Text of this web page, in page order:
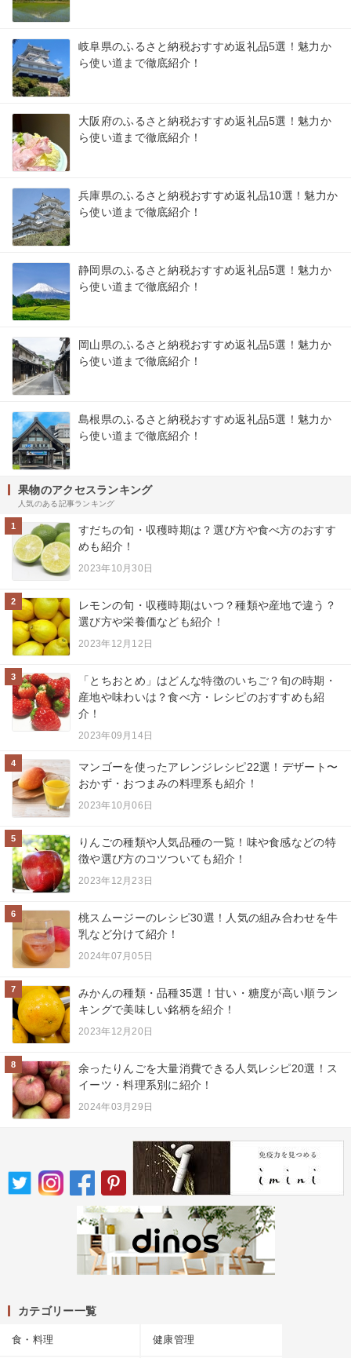
岐阜県のふるさと納税おすすめ返礼品5選！魅力か
ら使い道まで徹底紹介！
大阪府のふるさと納税おすすめ返礼品5選！魅力か
ら使い道まで徹底紹介！
兵庫県のふるさと納税おすすめ返礼品10選！魅力か
ら使い道まで徹底紹介！
静岡県のふるさと納税おすすめ返礼品5選！魅力か
ら使い道まで徹底紹介！
岡山県のふるさと納税おすすめ返礼品5選！魅力か
ら使い道まで徹底紹介！
島根県のふるさと納税おすすめ返礼品5選！魅力か
ら使い道まで徹底紹介！
果物のアクセスランキング
人気のある記事ランキング
1
すだちの旬・収穫時期は？選び方や食べ方のおすす
めも紹介！
2023年10月30日
2
レモンの旬・収穫時期はいつ？種類や産地で違う？
選び方や栄養価なども紹介！
2023年12月12日
3
「とちおとめ」はどんな特徴のいちご？旬の時期・
産地や味わいは？食べ方・レシピのおすすめも紹
介！
2023年09月14日
4
マンゴーを使ったアレンジレシピ22選！デザート〜
おかず・おつまみの料理系も紹介！
2023年10月06日
5
りんごの種類や人気品種の一覧！味や食感などの特
徴や選び方のコツついても紹介！
2023年12月23日
6
桃スムージーのレシピ30選！人気の組み合わせを牛
乳など分けて紹介！
2024年07月05日
7
みかんの種類・品種35選！甘い・糖度が高い順ラン
キングで美味しい銘柄を紹介！
2023年12月20日
8
余ったりんごを大量消費できる人気レシピ20選！ス
イーツ・料理系別に紹介！
2024年03月29日
カテゴリー一覧
食・料理 健康管理